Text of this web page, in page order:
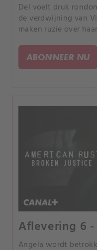
Del voelt druk
de verdwijning van
maken ruzie over
ABONNEER NU
Aflevering 6 -
Angela wordt